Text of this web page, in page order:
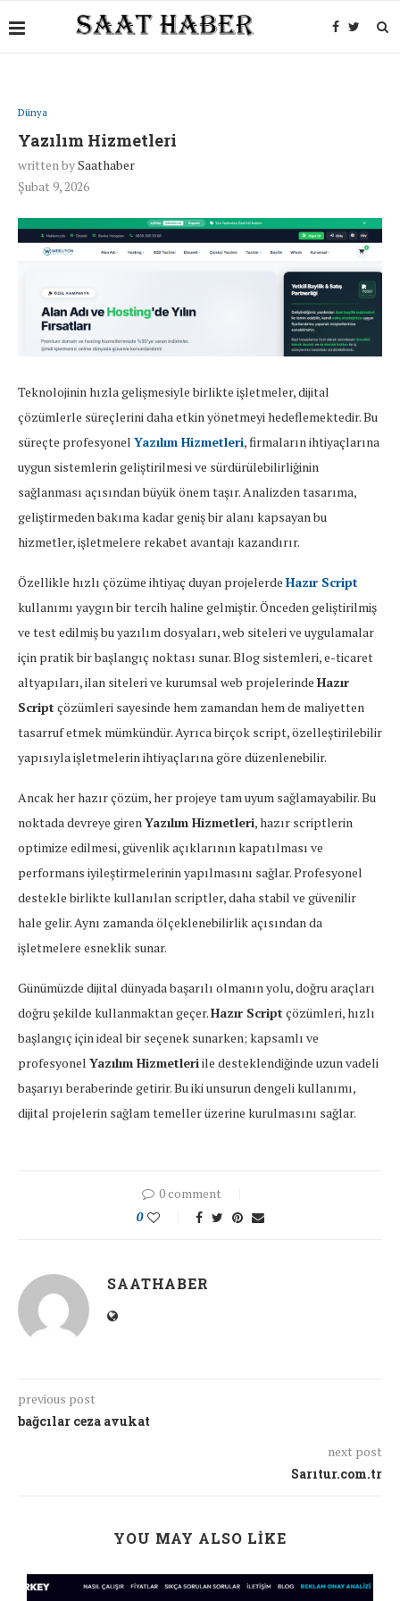
Dünya
Yazılım Hizmetleri
written bySaathaber
Şubat 9, 2026
Teknolojinin hızla gelişmesiyle birlikte işletmeler, dijital
çözümlerle süreçlerini daha etkin yönetmeyi hedeflemektedir. Bu
süreçte profesyonel Yazılım Hizmetleri, firmaların ihtiyaçlarına
uygun sistemlerin geliştirilmesi ve sürdürülebilirliğinin
sağlanması açısından büyük önem taşır. Analizden tasarıma,
geliştirmeden bakıma kadar geniş bir alanı kapsayan bu
hizmetler, işletmelere rekabet avantajı kazandırır.
Özellikle hızlı çözüme ihtiyaç duyan projelerde Hazır Script
kullanımı yaygın bir tercih haline gelmiştir. Önceden geliştirilmiş
ve test edilmiş bu yazılım dosyaları, web siteleri ve uygulamalar
için pratik bir başlangıç noktası sunar. Blog sistemleri, e-ticaret
altyapıları, ilan siteleri ve kurumsal web projelerinde Hazır
Script çözümleri sayesinde hem zamandan hem de maliyetten
tasarruf etmek mümkündür. Ayrıca birçok script, özelleştirilebilir
yapısıyla işletmelerin ihtiyaçlarına göre düzenlenebilir.
Ancak her hazır çözüm, her projeye tam uyum sağlamayabilir. Bu
noktada devreye girenYazılım Hizmetleri, hazır scriptlerin
optimize edilmesi, güvenlik açıklarının kapatılması ve
performans iyileştirmelerinin yapılmasını sağlar. Profesyonel
destekle birlikte kullanılan scriptler, daha stabil ve güvenilir
hale gelir. Aynı zamanda ölçeklenebilirlik açısından da
işletmelere esneklik sunar.
Günümüzde dijital dünyada başarılı olmanın yolu, doğru araçları
doğru şekilde kullanmaktan geçer.Hazır Script çözümleri, hızlı
başlangıç için ideal bir seçenek sunarken; kapsamlı ve
profesyonel Yazılım Hizmetleriile desteklendiğinde uzun vadeli
başarıyı beraberinde getirir. Bu iki unsurun dengeli kullanımı,
dijital projelerin sağlam temeller üzerine kurulmasını sağlar.
0 comment
0
SAATHABER
previous post
bağcılar ceza avukat
next post
Sarıtur.com.tr
YOU MAY ALSO LIKE